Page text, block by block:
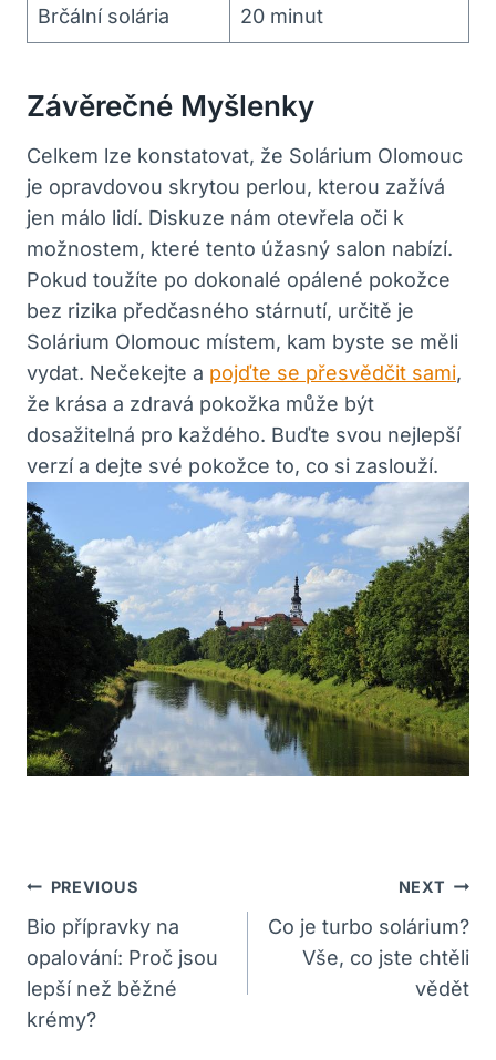
Brčální solária 20 minut
Závěrečné Myšlenky
Celkem lze konstatovat, že Solárium Olomouc
je opravdovou skrytou perlou, kterou zažívá
jen málo lidí. Diskuze nám otevřela oči k
možnostem, které tento úžasný salon nabízí.
Pokud toužíte po dokonalé opálené pokožce
bez rizika předčasného stárnutí, určitě je
Solárium Olomouc místem, kam byste se měli
vydat. Nečekejte a pojďte se přesvědčit sami,
že krása a zdravá pokožka může být
dosažitelná pro každého. Buďte svou nejlepší
verzí a dejte své pokožce to, co si zaslouží.
Navigace
Pro
Příspěvek
PREVIOUS
Bio přípravky na
opalování: Proč jsou
lepší než běžné
krémy?
NEXT
Co je turbo solárium?
Vše, co jste chtěli
vědět